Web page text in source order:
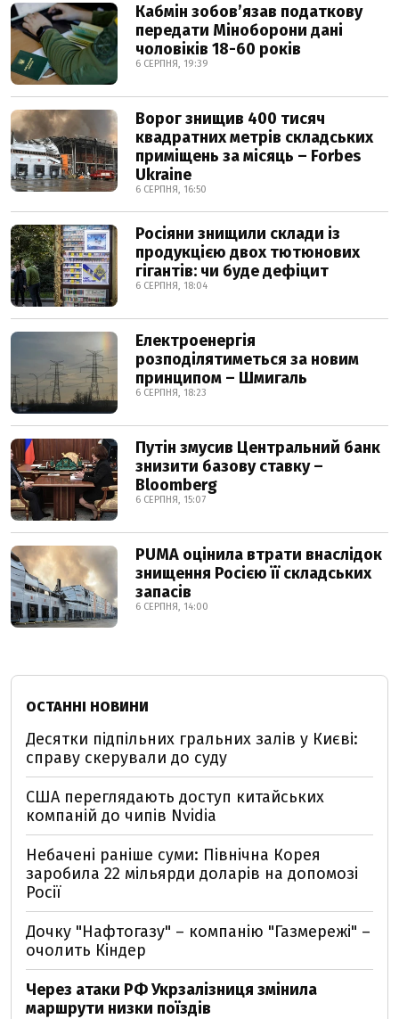
Кабмін зобовʼязав податкову
передати Міноборони дані
чоловіків 18-60 років
6 СЕРПНЯ, 19:39
Ворог знищив 400 тисяч
квадратних метрів складських
приміщень за місяць – Forbes
Ukraine
6 СЕРПНЯ, 16:50
Росіяни знищили склади із
продукцією двох тютюнових
гігантів: чи буде дефіцит
6 СЕРПНЯ, 18:04
Електроенергія
розподілятиметься за новим
принципом – Шмигаль
6 СЕРПНЯ, 18:23
Путін змусив Центральний банк
знизити базову ставку –
Bloomberg
6 СЕРПНЯ, 15:07
PUMA оцінила втрати внаслідок
знищення Росією її складських
запасів
6 СЕРПНЯ, 14:00
ОСТАННІ НОВИНИ
Десятки підпільних гральних залів у Києві:
справу скерували до суду
США переглядають доступ китайських
компаній до чипів Nvidia
Небачені раніше суми: Північна Корея
заробила 22 мільярди доларів на допомозі
Росії
Дочку "Нафтогазу" – компанію "Газмережі" –
очолить Кіндер
Через атаки РФ Укрзалізниця змінила
маршрути низки поїздів